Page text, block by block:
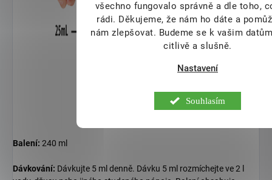
všechno fungovalo správně a dle toho,
rádi. Děkujeme, že nám ho dáte a
nám zlepšovat. Budeme se k vašim
citlivě a slušně.
Nastavení
Souhlasím
Balení: 240 ml
Dávkování: Dávkujte 5 ml denně. Dávku 5 ml rozmíchejte ve 2 l